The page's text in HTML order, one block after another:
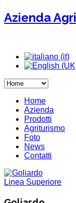
Azienda
Home
Azienda
Prodotti
Agriturismo
Foto
News
Contatti
Linea Superiore